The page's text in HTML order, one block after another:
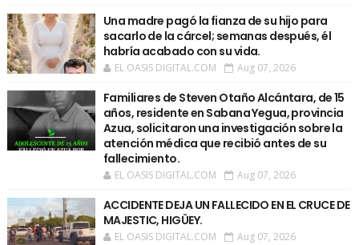
Una madre pagó la fianza de su hijo para
sacarlo de la cárcel; semanas después, él
habría acabado con su vida.
EL OASIS DIGITAL.COM Aug 07, 2026
Familiares de Steven Otaño Alcántara, de 15
años, residente en Sabana Yegua, provincia
Azua, solicitaron una investigación sobre la
atención médica que recibió antes de su
fallecimiento.
EL OASIS DIGITAL.COM Aug 07, 2026
ACCIDENTE DEJA UN FALLECIDO EN EL CRUCE DE
MAJESTIC, HIGÜEY.
EL OASIS DIGITAL.COM Aug 07, 2026